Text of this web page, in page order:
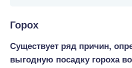
Горох
Существует ряд причин,
выгодную посадку гороха